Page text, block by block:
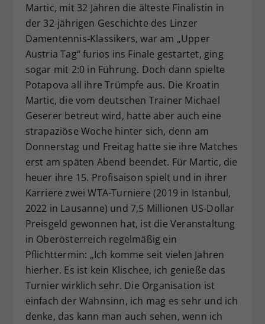
Martic, mit 32 Jahren die älteste Finalistin in
der 32-jährigen Geschichte des Linzer
Damentennis-Klassikers, war am „Upper
Austria Tag“ furios ins Finale gestartet, ging
sogar mit 2:0 in Führung. Doch dann spielte
Potapova all ihre Trümpfe aus. Die Kroatin
Martic, die vom deutschen Trainer Michael
Geserer betreut wird, hatte aber auch eine
strapaziöse Woche hinter sich, denn am
Donnerstag und Freitag hatte sie ihre Matches
erst am späten Abend beendet. Für Martic, die
heuer ihre 15. Profisaison spielt und in ihrer
Karriere zwei WTA-Turniere (2019 in Istanbul,
2022 in Lausanne) und 7,5 Millionen US-Dollar
Preisgeld gewonnen hat, ist die Veranstaltung
in Oberösterreich regelmäßig ein
Pflichttermin: „Ich komme seit vielen Jahren
hierher. Es ist kein Klischee, ich genieße das
Turnier wirklich sehr. Die Organisation ist
einfach der Wahnsinn, ich mag es sehr und ich
denke, das kann man auch sehen, wenn ich